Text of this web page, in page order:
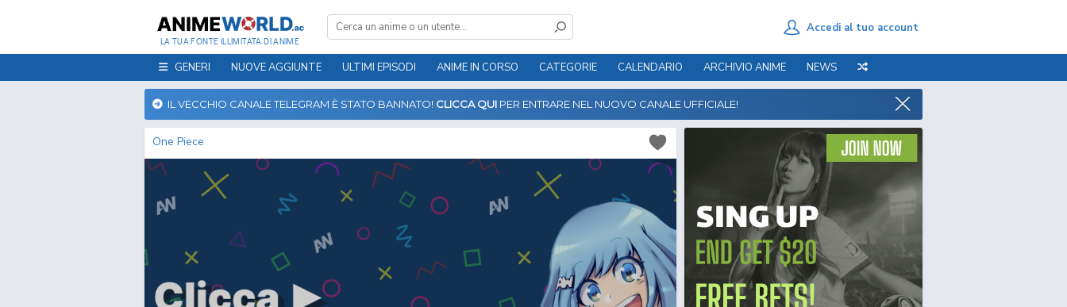
LA TUA FONTE ILLIMITATA DI ANIME
Accedi al tuo account
GENERI NUOVE AGGIUNTE ULTIMI EPISODI ANIME IN CORSO CATEGORIE CALENDARIO ARCHIVIO ANIME NEWS
IL VECCHIO CANALE TELEGRAM È STATO BANNATO! CLICCA QUI PER ENTRARE NEL NUOVO CANALE UFFICIALE!
One Piece